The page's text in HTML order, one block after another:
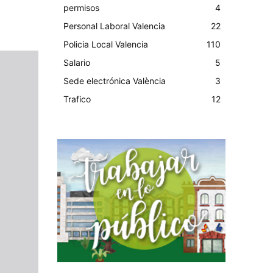
permisos
4
Personal Laboral Valencia
22
Policia Local Valencia
110
Salario
5
Sede electrónica València
3
Trafico
12